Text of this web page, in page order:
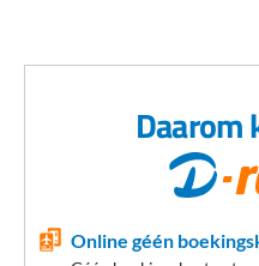
Daarom
Online géén